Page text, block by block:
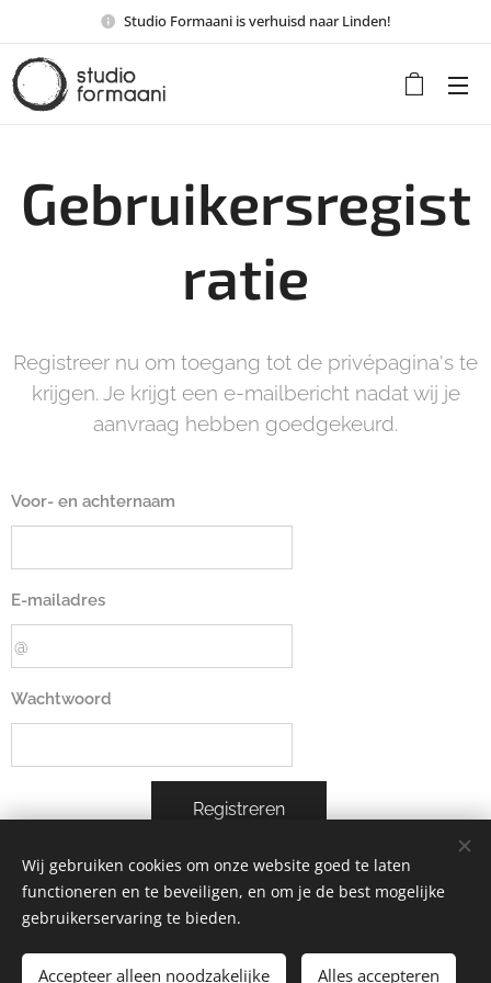
Studio Formaani is verhuisd naar Linden!
Gebruikersregist
ratie
Registreer nu om toegang tot de privépagina's te
krijgen. Je krijgt een e-mailbericht nadat wij je
aanvraag hebben goedgekeurd.
Voor- en achternaam
E-mailadres
Wachtwoord
Registreren
studio formaani
Alle rechten voorbehouden 2025
Wij gebruiken cookies om onze website goed te laten
functioneren en te beveiligen, en om je de best mogelijke
gebruikerservaring te bieden.
Accepteer alleen noodzakelijke Alles accepteren